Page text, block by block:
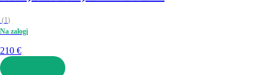
(1)
Na zalogi
210 €